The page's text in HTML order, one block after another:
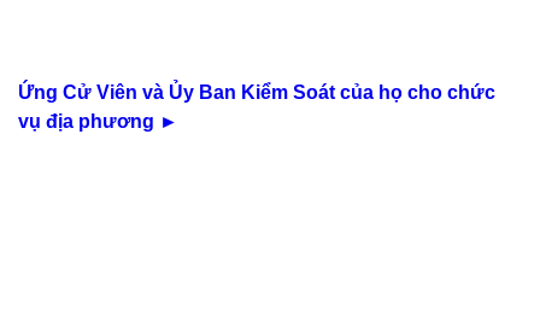
Ứng Cử Viên và Ủy Ban Kiểm Soát của họ cho chức
vụ địa phương ►